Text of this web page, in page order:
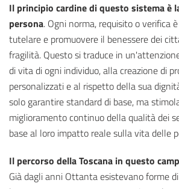
Il principio cardine di questo sistema è
persona. Ogni norma, requisito o verifica
tutelare e promuovere il benessere dei
fragilità. Questo si traduce in
di vita di ogni individuo, alla creazione di
personalizzati e al rispetto della sua
solo garantire standard di base, ma
miglioramento continuo della qualità dei
base al loro impatto reale sulla vita delle
Il percorso della Toscana in questo
Già dagli anni Ottanta esistevano forme